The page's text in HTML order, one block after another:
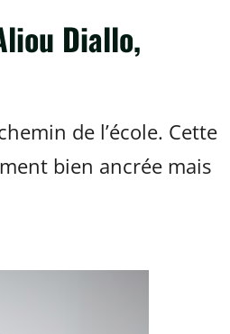
Diallo,
de l’école. Cette
bien ancrée mais